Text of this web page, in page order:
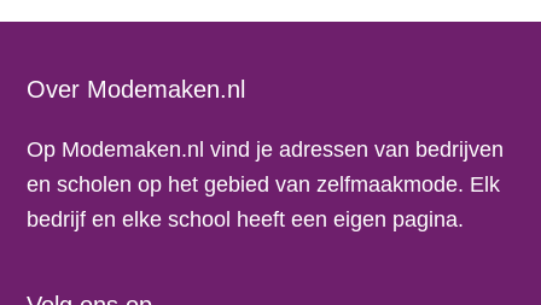
Footer
Over Modemaken.nl
Op Modemaken.nl vind je adressen van bedrijven
en scholen op het gebied van zelfmaakmode. Elk
bedrijf en elke school heeft een eigen pagina.